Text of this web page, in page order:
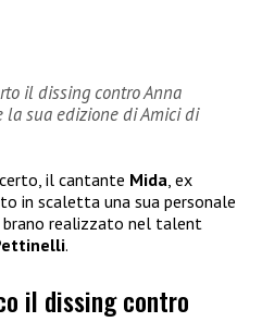
il dissing contro Anna
sua edizione di Amici di
il cantante Mida, ex
in scaletta una sua personale
brano realizzato nel talent
.
il dissing contro